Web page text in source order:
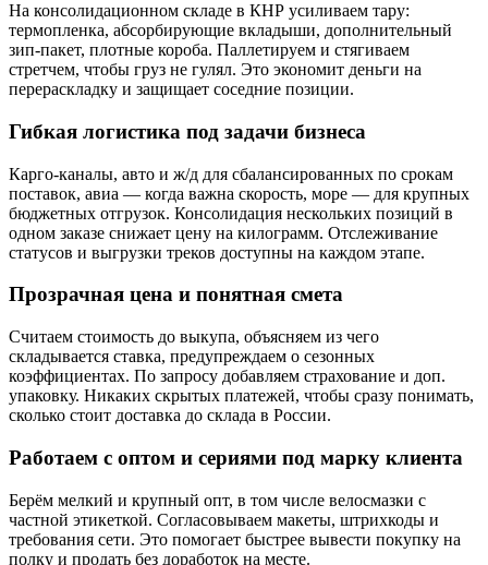
На консолидационном складе в КНР усиливаем тару:
термопленка, абсорбирующие вкладыши, дополнительный
зип-пакет, плотные короба. Паллетируем и стягиваем
стретчем, чтобы груз не гулял. Это экономит деньги на
перераскладку и защищает соседние позиции.
Гибкая логистика под задачи бизнеса
Карго-каналы, авто и ж/д для сбалансированных по срокам
поставок, авиа — когда важна скорость, море — для крупных
бюджетных отгрузок. Консолидация нескольких позиций в
одном заказе снижает цену на килограмм. Отслеживание
статусов и выгрузки треков доступны на каждом этапе.
Прозрачная цена и понятная смета
Считаем стоимость до выкупа, объясняем из чего
складывается ставка, предупреждаем о сезонных
коэффициентах. По запросу добавляем страхование и доп.
упаковку. Никаких скрытых платежей, чтобы сразу понимать,
сколько стоит доставка до склада в России.
Работаем с оптом и сериями под марку клиента
Берём мелкий и крупный опт, в том числе велосмазки с
частной этикеткой. Согласовываем макеты, штрихкоды и
требования сети. Это помогает быстрее вывести покупку на
полку и продать без доработок на месте.